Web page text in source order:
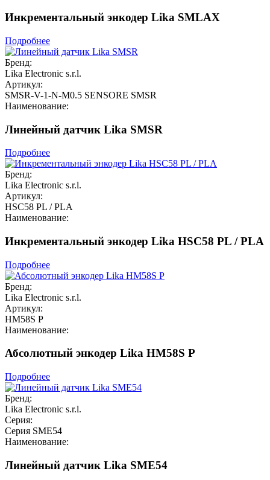
Инкрементальный энкодер Lika SMLAX
Подробнее
Бренд:
Lika Electronic s.r.l.
Артикул:
SMSR-V-1-N-M0.5 SENSORE SMSR
Наименование:
Линейный датчик Lika SMSR
Подробнее
Бренд:
Lika Electronic s.r.l.
Артикул:
HSC58 PL / PLA
Наименование:
Инкрементальный энкодер Lika HSC58 PL / PLA
Подробнее
Бренд:
Lika Electronic s.r.l.
Артикул:
HM58S P
Наименование:
Абсолютный энкодер Lika HM58S P
Подробнее
Бренд:
Lika Electronic s.r.l.
Серия:
Серия SME54
Наименование:
Линейный датчик Lika SME54